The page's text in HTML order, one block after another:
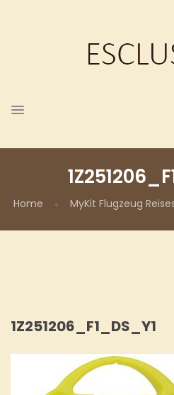
Home MyKit Flugzeug
1Z251206_F1_DS_Y1